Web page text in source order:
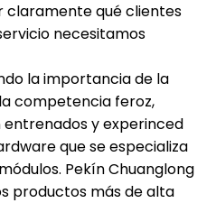
claramente qué clientes
necesitamos
la importancia de la
competencia feroz,
y experinced
que se especializa
Pekín Chuanglong
productos más de alta